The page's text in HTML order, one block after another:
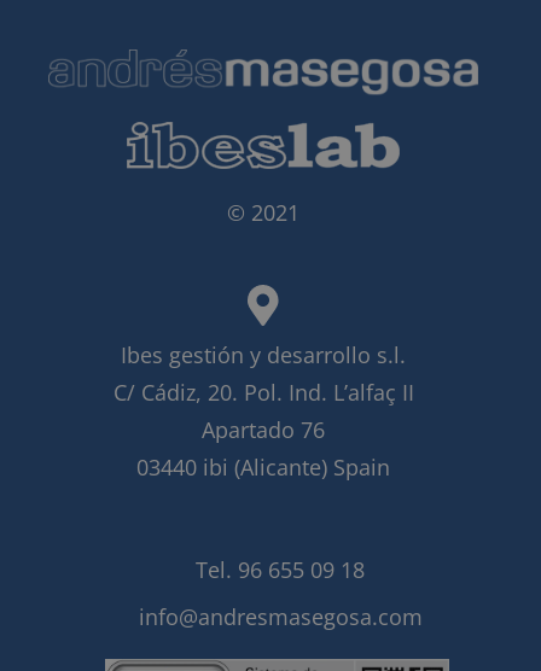
© 2021
Ibes gestión y desarrollo s.l.
C/ Cádiz, 20. Pol. Ind. L’alfaç II
Apartado 76
03440 ibi (Alicante) Spain
Tel. 96 655 09 18
info@andresmasegosa.com